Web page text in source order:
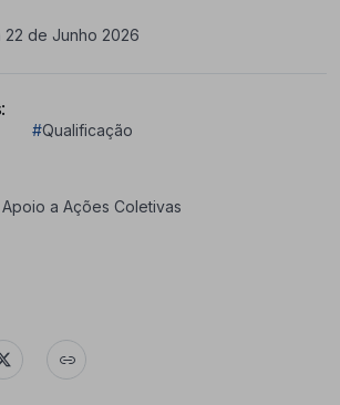
22 de Junho 2026
#Qualificação
a Ações Coletivas